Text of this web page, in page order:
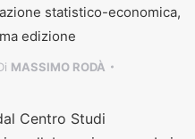
statistico-economica,
edizione
MASSIMO RODÀ
Centro Studi